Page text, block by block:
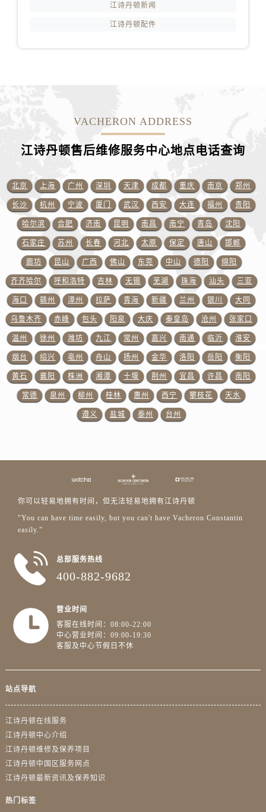
江西省宜春市袁州区中山中路江诗丹顿售后服务中心（需提前预约）
山东省莱芜市文化南路8号银座商城名表维修一楼名表维修江诗丹顿售后服务中心（需提前预约）
山东省日照市东港区烟台路江诗丹顿售后服务中心（需提前预约）
山东省泰安市泰山区财源街道泰山大街江诗丹顿售后服务中心（需提前预约）
山东省威海市环翠区新威海路89号振华商厦一楼名表维修江诗丹顿售后服务中心（需提前预约）
山东省潍坊市奎文区东风东街江诗丹顿售后服务中心（需提前预约）
山东省枣庄市滕州市北辛路与善国路交叉口江诗丹顿售后服务中心（需提前预约）
山东省淄博市张店区金晶大道江诗丹顿售后服务中心（需提前预约）
上海市黄浦区南京东路299号宏伊国际广场写字楼8层806室江诗丹顿售后服务中心（需提前预约）
上海市徐汇区虹桥路3号港汇中心2座37层3705室江诗丹顿售后服务中心（需提前预约）
浙江省杭州市上城区钱江路1366号华润大厦A座5层503-5室江诗丹顿售后服务中心（需提前预约）
浙江省湖州市吴兴区劳动路江诗丹顿售后服务中心（需提前预约）
浙江省嘉兴市南湖区广益路705号嘉兴世界贸易中心A座13层1304室江诗丹顿售后服务中心（需提前预约）
浙江省金华市金东区东市南街777号金华万达广场4号楼22楼2209室江诗丹顿售后服务中心（需提前预约）
浙江省丽水市莲都区解放街江诗丹顿售后服务中心（需提前预约）
浙江省宁波市江北区大闸南路500号来福士广场办公楼20层2009室江诗丹顿售后服务中心（需提前预约）
澳门特别行政区花王堂区大三巴商圈江诗丹顿售后服务中心（需提前预约）
江诗丹顿新闻
江诗丹顿配件
VACHERON ADDRESS
江诗丹顿售后维修服务中心地点电话查询
北京 上海 广州 深圳 天津 成都 重庆 南京 郑州
长沙 杭州 宁波 厦门 武汉 西安 大连 福州 贵阳
哈尔滨 合肥 济南 昆明 南昌 南宁 青岛 沈阳
石家庄 苏州 长春 河北 太原 保定 唐山 邯郸
廊坊 昆山 广西 佛山 东莞 中山 德阳 绵阳
齐齐哈尔 呼和浩特 吉林 无锡 芜湖 珠海 汕头 三亚
海口 赣州 漳州 拉萨 青海 新疆 兰州 银川 大同
乌鲁木齐 赤峰 包头 阳泉 大庆 秦皇岛 沧州 张家口
温州 徐州 潍坊 九江 常州 嘉兴 南通 临沂 淮安
烟台 绍兴 亳州 舟山 扬州 金华 洛阳 岳阳 衡阳
黄石 襄阳 株洲 湘潭 十堰 荆州 宜昌 许昌 南阳
常德 泉州 柳州 桂林 惠州 西宁 攀枝花 天水
遵义 盐城 泰州 台州
你可以轻易地拥有时间，但无法轻易地拥有江诗丹顿
"You can have time easily, but you can't have Vacheron Constantin
easily.”
总部服务热线
400-882-9682
营业时间
客服在线时间：08:00-22:00
中心营业时间：09:00-19:30
客服及中心节假日不休
站点导航
江诗丹顿在线服务
江诗丹顿中心介绍
江诗丹顿维修及保养项目
江诗丹顿中国区服务网点
江诗丹顿最新资讯及保养知识
热门标签